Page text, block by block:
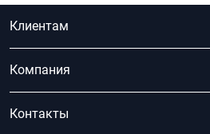
Клиентам
Компания
Контакты